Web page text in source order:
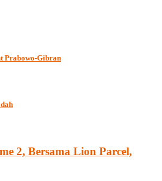
Prabowo-Gibran
2, Bersama Lion Parcel,